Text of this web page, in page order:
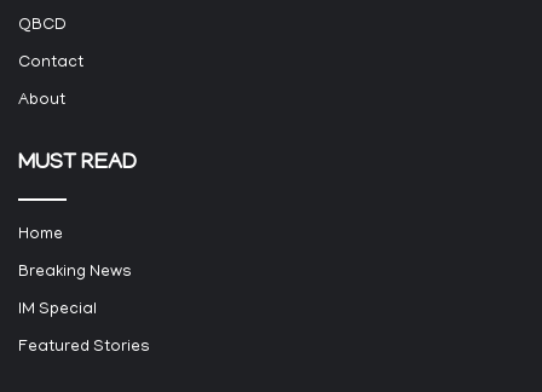
QBCD
Contact
About
MUST READ
Home
Breaking News
IM Special
Featured Stories